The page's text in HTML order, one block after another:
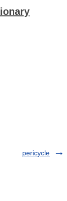
pericycle